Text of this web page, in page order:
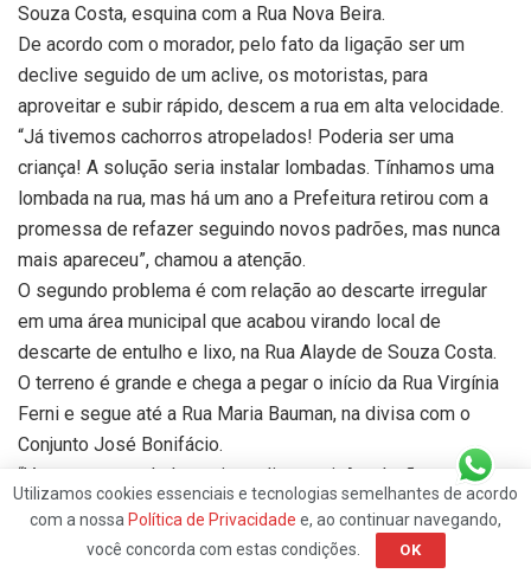
Souza Costa, esquina com a Rua Nova Beira.
De acordo com o morador, pelo fato da ligação ser um
declive seguido de um aclive, os motoristas, para
aproveitar e subir rápido, descem a rua em alta velocidade.
“Já tivemos cachorros atropelados! Poderia ser uma
criança! A solução seria instalar lombadas. Tínhamos uma
lombada na rua, mas há um ano a Prefeitura retirou com a
promessa de refazer seguindo novos padrões, mas nunca
mais apareceu”, chamou a atenção.
O segundo problema é com relação ao descarte irregular
em uma área municipal que acabou virando local de
descarte de entulho e lixo, na Rua Alayde de Souza Costa.
O terreno é grande e chega a pegar o início da Rua Virgínia
Ferni e segue até a Rua Maria Bauman, na divisa com o
Conjunto José Bonifácio.
“Vem pessoas de longe jogar lixo aqui. A solução que eu
vejo seria criar um Ecoponto ou até mesmo deixar
caçambas para o descarte. Eu até me ofereço de ficar como
zelador para chamar a Prefeitura para recolher o material,
Utilizamos cookies essenciais e tecnologias semelhantes de acordo
com a nossa Política de Privacidade e, ao continuar navegando,
você concorda com estas condições.
OK